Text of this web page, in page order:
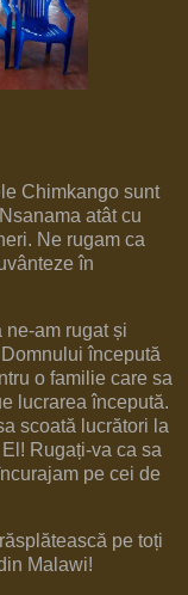
Chimkango sunt
atât cu
Ne rugam ca
în
am rugat și
începută
o familie care sa
lucrarea începută.
scoată lucrători la
Rugați-va ca sa
pe cei de
pe toți
Malawi!